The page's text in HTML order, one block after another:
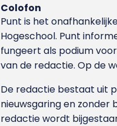
Colofon
Punt is het
Hoge­school. Punt
fungeert als podium
van de redactie. Op de
De redactie bestaat uit
nieuwsgaring en zonder
redactie wordt